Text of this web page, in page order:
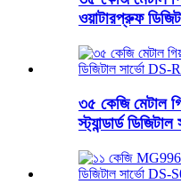
ওয়াটারপ্রুফ
৩৫ কেজি মেটাল
স্ট্যান্ডার্ড